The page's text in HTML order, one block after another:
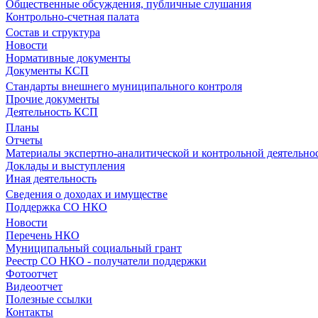
Общественные обсуждения, публичные слушания
Контрольно-счетная палата
Состав и структура
Новости
Нормативные документы
Документы КСП
Стандарты внешнего муниципального контроля
Прочие документы
Деятельность КСП
Планы
Отчеты
Материалы экспертно-аналитической и контрольной
Доклады и выступления
Иная деятельность
Сведения о доходах и имуществе
Поддержка СО НКО
Новости
Перечень НКО
Муниципальный социальный грант
Реестр СО НКО - получатели поддержки
Фотоотчет
Видеоотчет
Полезные ссылки
Контакты